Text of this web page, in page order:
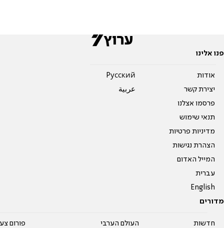
פנו אלינו
אודות
יצירת קשר
פרסמו אצלנו
תנאי שימוש
מדיניות פרטיות
הצהרת נגישות
המייל האדום
עברית
English
Pусский
عربية
מדורים
חדשות
העולם הערבי
פורום